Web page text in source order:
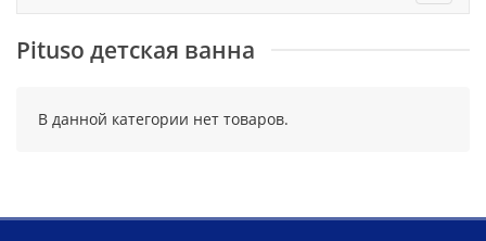
Pituso детская ванна
В данной категории нет товаров.